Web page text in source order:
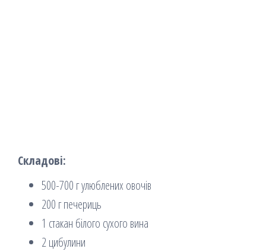
Складові:
500-700 г улюблених овочів
200 г печериць
1 стакан білого сухого вина
2 цибулини